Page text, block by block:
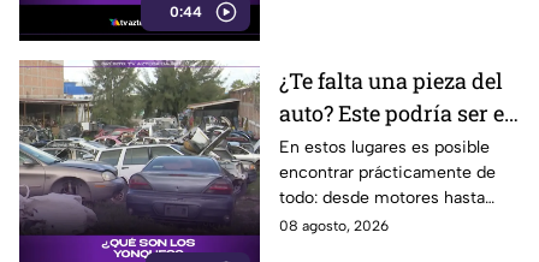
0:44
¿Te falta una pieza del
auto? Este podría ser el
lugar ideal para los
automovilistas
En estos lugares es posible
encontrar prácticamente de
todo: desde motores hasta
transmisores.
08 agosto, 2026